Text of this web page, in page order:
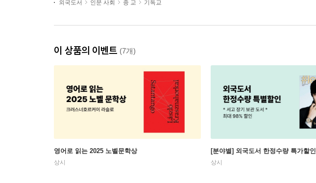
외국도서 인문 사회 종 교 기독교
이 상품의 이벤트 (7개)
영어로 읽는 2025 노벨문학상
상시
[분야별] 외국도서 한정수량 특가할인
상시